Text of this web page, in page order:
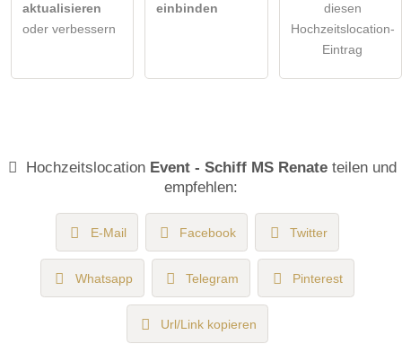
aktualisieren
oder verbessern
einbinden
diesen
Hochzeitslocation-
Eintrag
Hochzeitslocation Event - Schiff MS Renate teilen und
empfehlen:
E-Mail Facebook Twitter
Whatsapp Telegram Pinterest
Url/Link kopieren